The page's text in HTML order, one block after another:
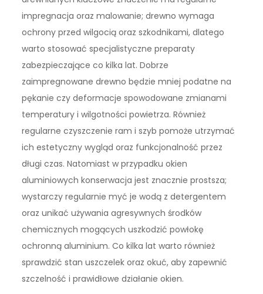
impregnacja oraz malowanie; drewno wymaga
ochrony przed wilgocią oraz szkodnikami, dlatego
warto stosować specjalistyczne preparaty
zabezpieczające co kilka lat. Dobrze
zaimpregnowane drewno będzie mniej podatne na
pękanie czy deformacje spowodowane zmianami
temperatury i wilgotności powietrza. Również
regularne czyszczenie ram i szyb pomoże utrzymać
ich estetyczny wygląd oraz funkcjonalność przez
długi czas. Natomiast w przypadku okien
aluminiowych konserwacja jest znacznie prostsza;
wystarczy regularnie myć je wodą z detergentem
oraz unikać używania agresywnych środków
chemicznych mogących uszkodzić powłokę
ochronną aluminium. Co kilka lat warto również
sprawdzić stan uszczelek oraz okuć, aby zapewnić
szczelność i prawidłowe działanie okien.